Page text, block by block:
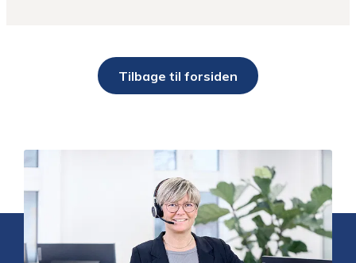
Tilbage til forsiden